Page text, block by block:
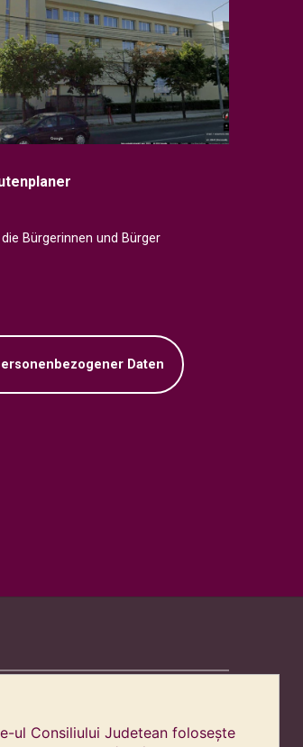
Bürgerinnen und Bürger
Daten
ul Consiliului Judetean folosește